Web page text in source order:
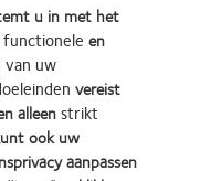
Learn
more
u in met het
en
uw
vereist
alleenstrikt
ook uw
aanpassen